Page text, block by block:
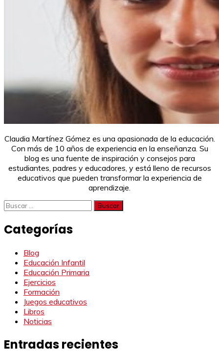
Claudia Martínez Gómez es una apasionada de la educación.
Con más de 10 años de experiencia en la enseñanza. Su
blog es una fuente de inspiración y consejos para
estudiantes, padres y educadores, y está lleno de recursos
educativos que pueden transformar la experiencia de
aprendizaje.
Buscar:
Categorías
Blog
Educación Infantil
Educación Primaria
Ejercicios
Formación
Juegos educativos
Libros
Noticias
Entradas recientes